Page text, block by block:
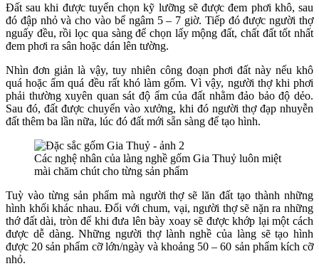
Đất sau khi được tuyển chọn kỹ lưỡng sẽ được đem phơi khô, sau
đó đập nhỏ và cho vào bể ngâm 5 – 7 giờ. Tiếp đó được người thợ
nguấy đều, rồi lọc qua sàng để chọn lấy mộng đất, chất đất tốt nhất
đem phơi ra sân hoặc dán lên tường.
Nhìn đơn giản là vậy, tuy nhiên công đoạn phơi đất này nếu khô
quá hoặc ẩm quá đều rất khó làm gốm. Vì vậy, người thợ khi phơi
phải thường xuyên quan sát độ ẩm của đất nhằm đảo bảo độ dẻo.
Sau đó, đất được chuyển vào xưởng, khi đó người thợ đạp nhuyễn
đất thêm ba lần nữa, lúc đó đất mới sẵn sàng để tạo hình.
Các nghệ nhân của làng nghề gốm Gia Thuỷ luôn miệt
mài chăm chút cho từng sản phẩm
Tuỳ vào từng sản phẩm mà người thợ sẽ lăn đất tạo thành những
hình khối khác nhau. Đối với chum, vại, người thợ sẽ nặn ra những
thớ đất dài, tròn để khi đưa lên bày xoay sẽ được khớp lại một cách
được dễ dàng. Những người thợ lành nghề của làng sẽ tạo hình
được 20 sản phẩm cỡ lớn/ngày và khoảng 50 – 60 sản phẩm kích cỡ
nhỏ.